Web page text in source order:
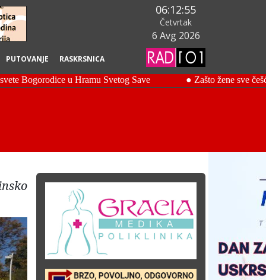
PUTOVANJE RASKRSNICA
06:12:56
Četvrtak
6 Avg 2026